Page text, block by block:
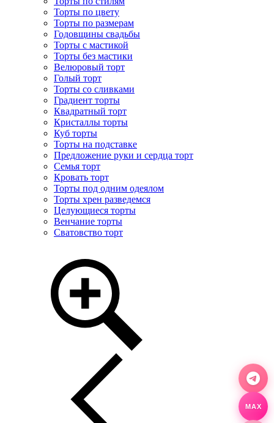
Торты по цвету
Торты по размерам
Годовщины свадьбы
Торты с мастикой
Торты без мастики
Велюровый торт
Голый торт
Торты со сливками
Градиент торты
Квадратный торт
Кристаллы торты
Куб торты
Торты на подставке
Предложение руки и сердца торт
Семья торт
Кровать торт
Торты под одним одеялом
Торты хрен разведемся
Целующиеся торты
Венчание торты
Сватовство торт
MAX